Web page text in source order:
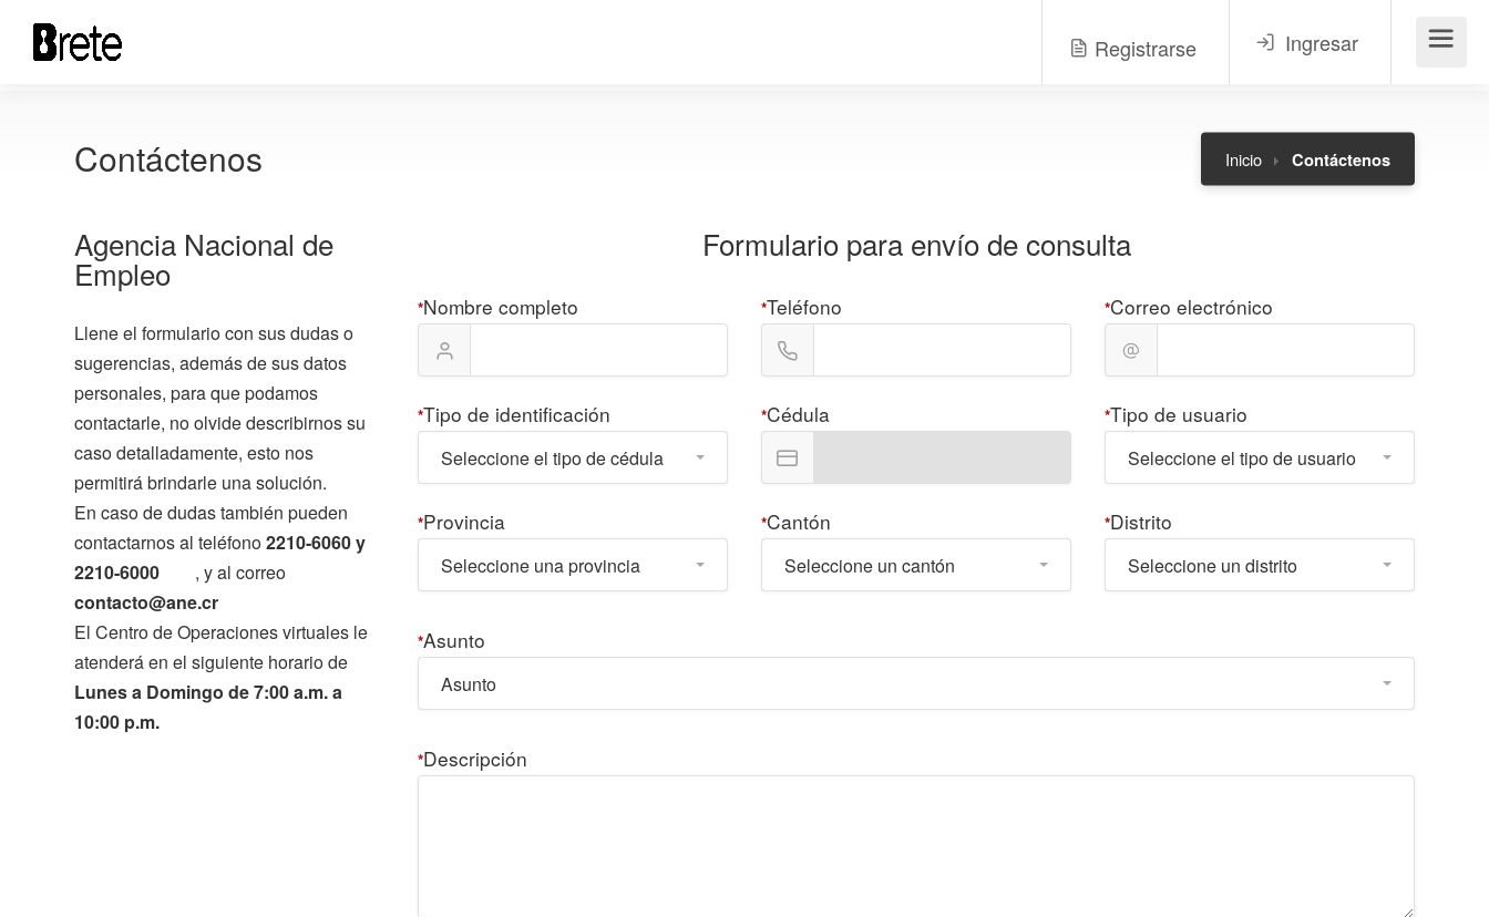
Registrarse Ingresar Menú
Contáctenos Inicio Contáctenos
Agencia Nacional de
Empleo
Llene el formulario con sus dudas o
sugerencias, además de sus datos
personales, para que podamos
contactarle, no olvide describirnos su
caso detalladamente, esto nos
permitirá brindarle una solución.
En caso de dudas también pueden
contactarnos al teléfono2210-6060 y
2210-6000
, y al correo
contacto@ane.cr
El Centro de Operaciones virtuales le
atenderá en el siguiente horario de
Lunes a Domingo de 7:00 a.m. a
10:00 p.m.
Formulario para envío de consulta
*Nombre completo *Teléfono *Correo electrónico
*Tipo de identificación
Seleccione el tipo de cédula
*Cédula *Tipo de usuario
Seleccione el tipo de usuario
*Provincia
Seleccione una provincia
*Cantón
Seleccione un cantón
*Distrito
Seleccione un distrito
*Asunto
Asunto
*Descripción